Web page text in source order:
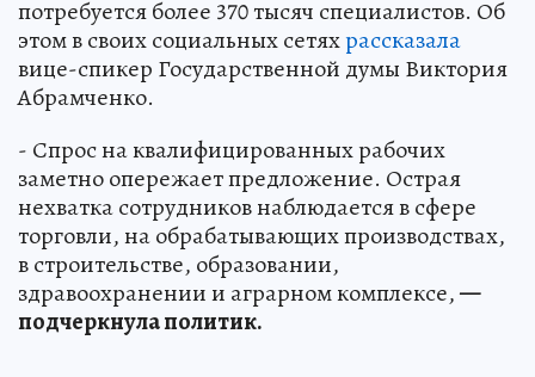
потребуется более 370 тысяч специалистов. Об
этом в своих социальных сетяхрассказала
вице-спикер Государственной думы Виктория
Абрамченко.
- Спрос на квалифицированных рабочих
заметно опережает предложение. Острая
нехватка сотрудников наблюдается в сфере
торговли, на обрабатывающих производствах,
в строительстве, образовании,
здравоохранении и аграрном комплексе,—
подчеркнула политик.